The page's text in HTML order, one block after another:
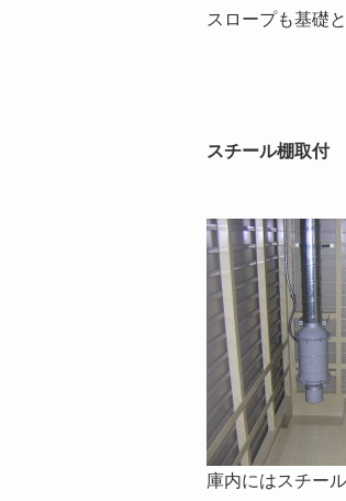
スロープも基礎
スチール棚取付
庫内にはスチー